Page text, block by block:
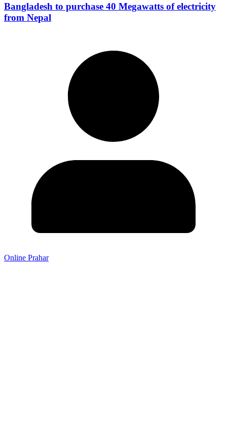
Bangladesh to purchase 40 Megawatts of electricity
from Nepal
Online Prahar